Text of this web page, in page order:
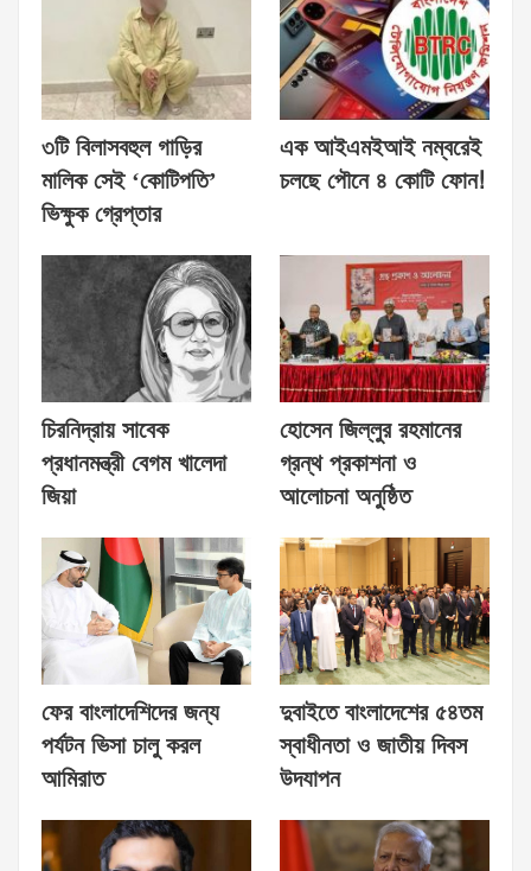
৩টি বিলাসবহুল গাড়ির
মালিক সেই ‘কোটিপতি’
ভিক্ষুক গ্রেপ্তার
এক আইএমইআই নম্বরেই
চলছে পৌনে ৪ কোটি ফোন!
চিরনিদ্রায় সাবেক
প্রধানমন্ত্রী বেগম খালেদা
জিয়া
হোসেন জিল্লুর রহমানের
গ্রন্থ প্রকাশনা ও
আলোচনা অনুষ্ঠিত
ফের বাংলাদেশিদের জন্য
পর্যটন ভিসা চালু করল
আমিরাত
দুবাইতে বাংলাদেশের ৫৪তম
স্বাধীনতা ও জাতীয় দিবস
উদযাপন